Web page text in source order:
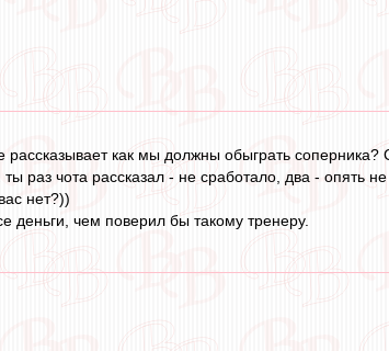
рассказывает как мы должны обыграть
раз чота рассказал - не сработало, два - опять
нет?))
деньги, чем поверил бы такому тренеру.